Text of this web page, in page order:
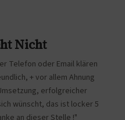
Nicht
Telefon oder Email klären
+ vor allem Ahnung
erfolgreicher
wünscht, das ist locker 5